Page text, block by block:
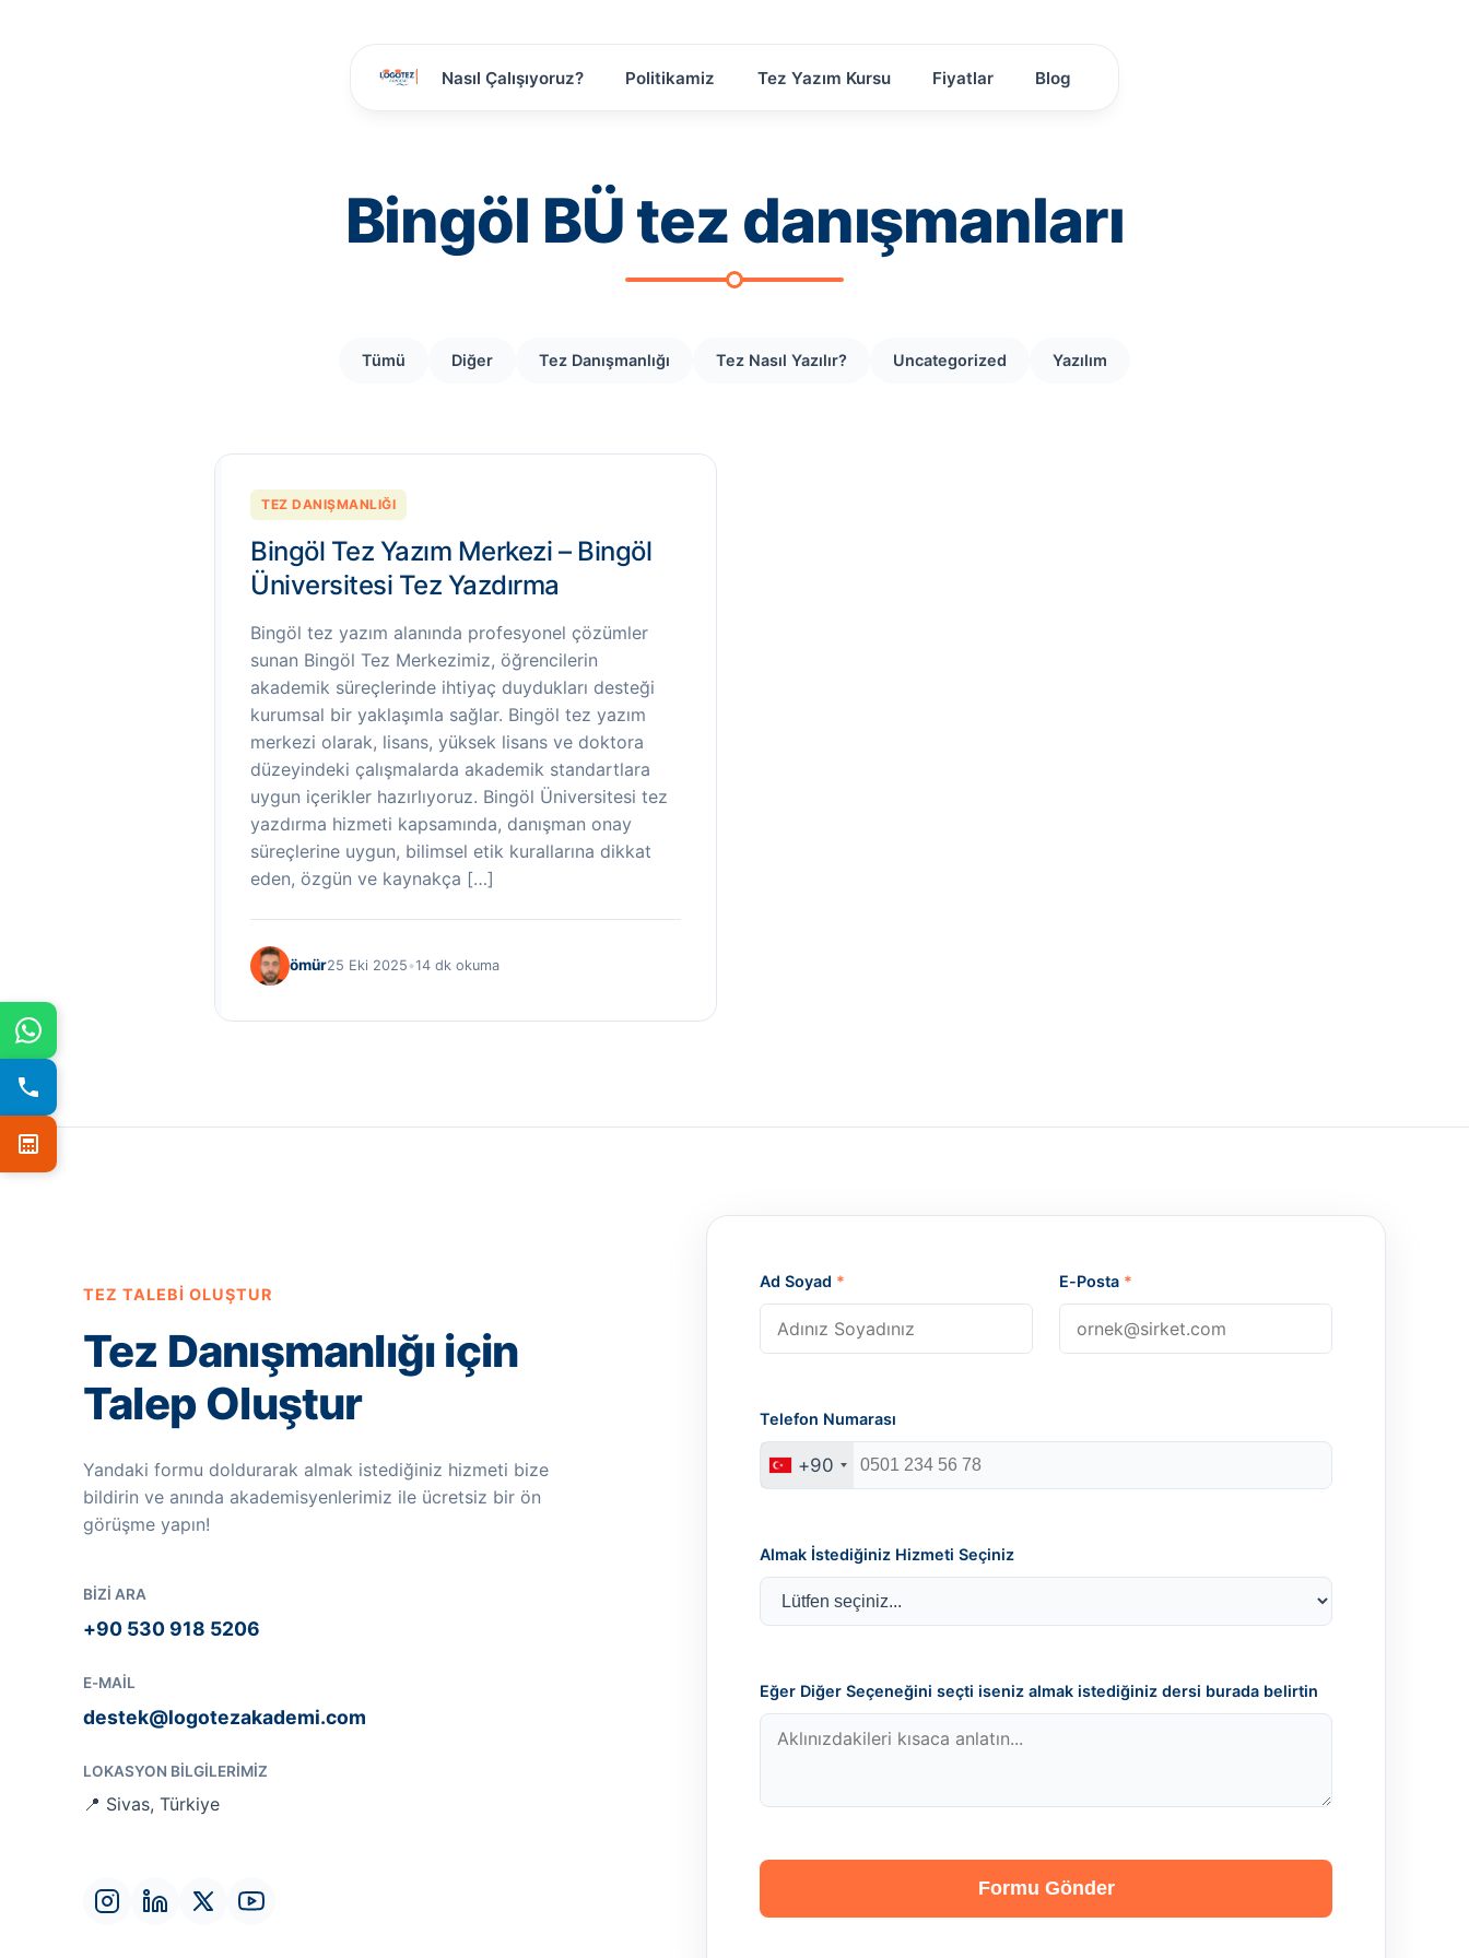
Nasıl Çalışıyoruz? Politikamiz Tez Yazım Kursu Fiyatlar Blog
Bingöl BÜ tez danışmanları
Tümü Diğer Tez Danışmanlığı Tez Nasıl Yazılır? Uncategorized Yazılım
TEZ DANIŞMANLIĞI
Bingöl Tez Yazım Merkezi – Bingöl
Üniversitesi Tez Yazdırma
Bingöl tez yazım alanında profesyonel çözümler
sunan Bingöl Tez Merkezimiz, öğrencilerin
akademik süreçlerinde ihtiyaç duydukları desteği
kurumsal bir yaklaşımla sağlar. Bingöl tez yazım
merkezi olarak, lisans, yüksek lisans ve doktora
düzeyindeki çalışmalarda akademik standartlara
uygun içerikler hazırlıyoruz. Bingöl Üniversitesi tez
yazdırma hizmeti kapsamında, danışman onay
süreçlerine uygun, bilimsel etik kurallarına dikkat
eden, özgün ve kaynakça […]
ömür25 Eki 2025 •14 dk okuma
TEZ TALEBI OLUŞTUR
Tez Danışmanlığı için
Talep Oluştur
Yandaki formu doldurarak almak istediğiniz hizmeti bize
bildirin ve anında akademisyenlerimiz ile ücretsiz bir ön
görüşme yapın!
BIZI ARA
+90 530 918 5206
E-MAIL
destek@logotezakademi.com
LOKASYON BILGILERIMIZ
📍 Sivas, Türkiye
Ad Soyad * E-Posta *
Telefon Numarası
+90
Almak İstediğiniz Hizmeti Seçiniz
Eğer Diğer Seçeneğini seçti iseniz almak istediğiniz dersi burada belirtin
Formu Gönder